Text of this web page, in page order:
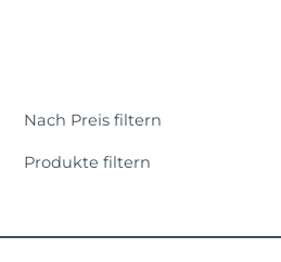
Nach Preis filtern
Produkte filtern